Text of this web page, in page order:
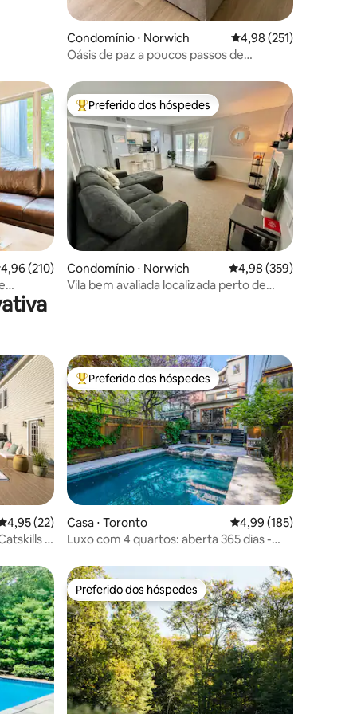
Condomínio ⋅ Norwich 4,98 de uma avaliação
4,98 (251)
Oásis de paz a poucos passos de
hóspedes
de uma avaliação média de 5, 210 avaliações
4,96 (210)
Entre os melhores preferidos dos hóspedes
Preferido dos hóspedes
Condomínio ⋅ Norwich 4,98 de uma avaliação
4,98 (359)
Vila bem avaliada localizada perto de
de uma avaliação média de 5, 22 avaliações
4,95 (22)
-
Entre os melhores preferidos dos hóspedes
Preferido dos hóspedes
Casa ⋅ Toronto 4,99 de uma avaliação
4,99 (185)
Luxo com 4 quartos: aberta 365 dias -
hidromassagem
hóspedes Preferido dos hóspedes
Preferido dos hóspedes